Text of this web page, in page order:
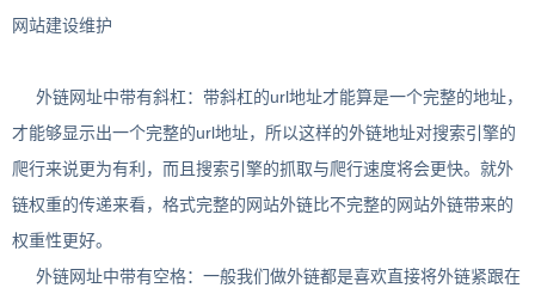
网站建设维护
外链网址中带有斜杠：带斜杠的url地址才能算是一个完整的地址，
才能够显示出一个完整的url地址，所以这样的外链地址对搜索引擎的
爬行来说更为有利，而且搜索引擎的抓取与爬行速度将会更快。就外
链权重的传递来看，格式完整的网站外链比不完整的网站外链带来的
权重性更好。
外链网址中带有空格：一般我们做外链都是喜欢直接将外链紧跟在